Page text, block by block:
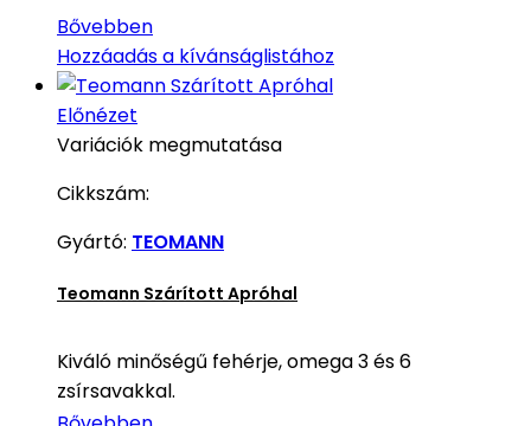
Bővebben
Hozzáadás a kívánságlistához
Előnézet
Variációk megmutatása
Cikkszám:
Gyártó: TEOMANN
Teomann Szárított Apróhal
Kiváló minőségű fehérje, omega 3 és 6
zsírsavakkal.